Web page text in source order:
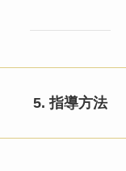
5. 指導方法